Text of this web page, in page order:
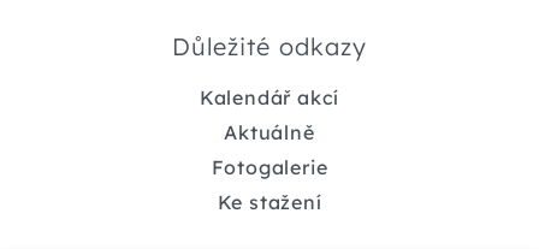
Důležité odkazy
Kalendář akcí
Aktuálně
Fotogalerie
Ke stažení